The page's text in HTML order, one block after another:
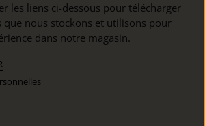
les liens ci-dessous pour télécharger
que nous stockons et utilisons pour
dans notre magasin.